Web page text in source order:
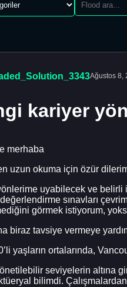
Ağustos 8,
kariyer
merhaba
uzun okuma için özür
uyabilecek ve belirli
sınavları
görmek istiyorum,
biraz tavsiye vermeye
yaşların ortalarında,
seviyelerin altına
bilimdi.